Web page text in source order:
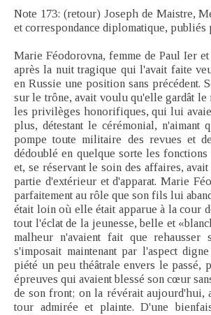
Note 173: (retour) Joseph de Maistre,
et correspondance diplomatique, publiés
Marie Féodorovna, femme de Paul Ier
après la nuit tragique qui l'avait faite
en Russie une position sans précédent.
sur le trône, avait voulu qu'elle gardât le
les privilèges honorifiques, qui lui
plus, détestant le cérémonial, n'aimant
pompe toute militaire des revues et
dédoublé en quelque sorte les fonctions
et, se réservant le soin des affaires,
partie d'extérieur et d'apparat. Marie
parfaitement au rôle que son fils lui
était loin où elle était apparue à la cour
tout l'éclat de la jeunesse, belle et
malheur n'avaient fait que rehausser
s'imposait maintenant par l'aspect
piété un peu théâtrale envers le passé,
épreuves qui avaient blessé son cœur
de son front; on la révérait aujourd'hui,
tour admirée et plainte. D'une